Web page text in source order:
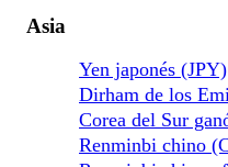
Asia
Yen japonés (JPY)
Dirham de los
Corea del Sur
Renminbi chino